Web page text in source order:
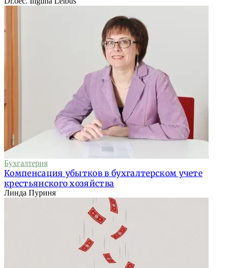
Бухгалтерия
Компенсация убытков в бухгалтерском учете
крестьянского хозяйства
Линда Пуриня